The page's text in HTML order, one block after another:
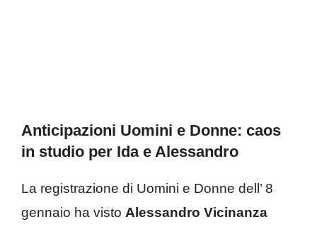
Anticipazioni Uomini e Donne: caos
in studio per Ida e Alessandro
La registrazione di Uomini e Donne dell’ 8
gennaio ha visto Alessandro Vicinanza